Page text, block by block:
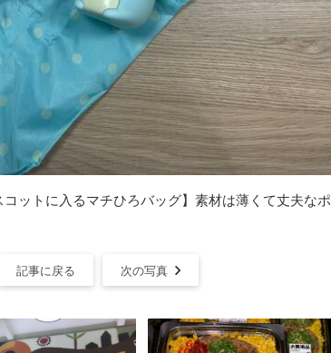
コットに入るマチひろバッグ】素材は薄くて丈夫なポ
記事に戻る 次の写真